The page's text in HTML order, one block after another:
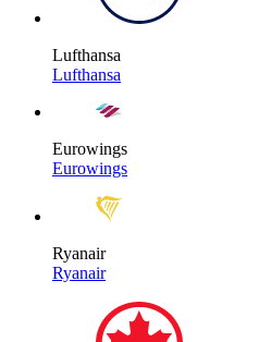
Lufthansa
Lufthansa
Eurowings
Eurowings
Ryanair
Ryanair